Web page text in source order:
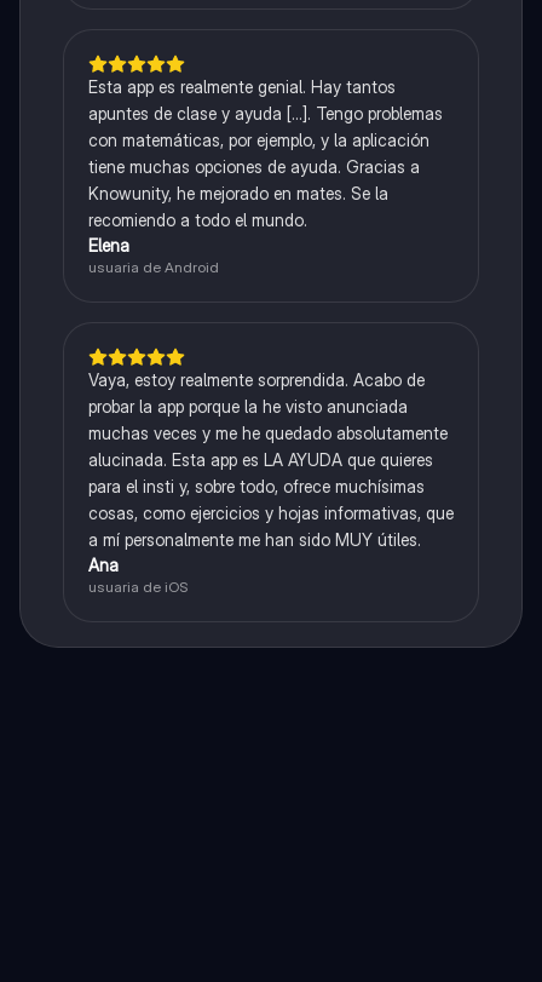
Esta app es realmente genial. Hay tantos
apuntes de clase y ayuda [...]. Tengo problemas
con matemáticas, por ejemplo, y la aplicación
tiene muchas opciones de ayuda. Gracias a
Knowunity, he mejorado en mates. Se la
recomiendo a todo el mundo.
Elena
usuaria de Android
Vaya, estoy realmente sorprendida. Acabo de
probar la app porque la he visto anunciada
muchas veces y me he quedado absolutamente
alucinada. Esta app es LA AYUDA que quieres
para el insti y, sobre todo, ofrece muchísimas
cosas, como ejercicios y hojas informativas, que
a mí personalmente me han sido MUY útiles.
Ana
usuaria de iOS